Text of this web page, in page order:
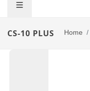
CS-10 PLUS Home /